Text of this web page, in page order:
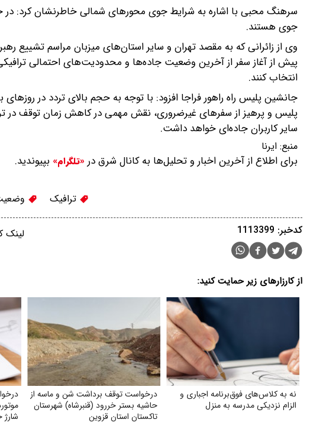
سرهنگ محبی با اشاره به شرایط جوی محورهای شمالی خاطرنشان کرد:
جوی هستند.
وی از زائرانی که به مقصد تهران و سایر استان‌های میزبان مراسم تشییع
پیش از آغاز سفر از آخرین وضعیت جاده‌ها و محدودیت‌های احتمالی
انتخاب کنند.
جانشین پلیس راه راهور فراجا افزود: با توجه به حجم بالای تردد در
پلیس و پرهیز از سفرهای غیرضروری، نقش مهمی در کاهش زمان توقف در
سایر کاربران جاده‌ای خواهد داشت.
منبع: ایرنا
برای اطلاع از آخرین اخبار و تحلیل‌ها به کانال شرق در «تلگرام» بپیوندید.
ترافیک
لینک کدخبر: 1113399
از کارزارهای زیر حمایت کنید:
نه به کلاس‌های فوق‌برنامه اجباری و
الزام نزدیکی مدرسه به منزل
درخواست توقف برداشت شن و ماسه از
حاشیه بستر خر‌رود (قنبرشاه) شهرستان
تاکستان استان قزوین
شارژ